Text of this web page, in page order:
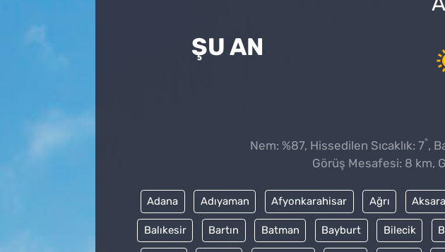
ŞU AN
Nem: %87, Hissedilen Sıcaklık: 7°,
Görüş Mesafesi: 8 km,
Adana Adıyaman Afyonkarahisar Ağrı
Balıkesir Bartın Batman Bayburt Bilecik